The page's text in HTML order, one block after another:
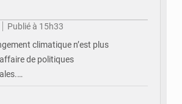
Publié à 15h33
climatique n’est plus
de politiques